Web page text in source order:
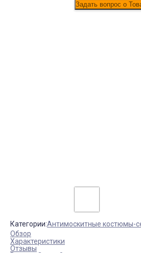
Категории:Антимоскитные костюмы-
Обзор
Характеристики
Отзывы